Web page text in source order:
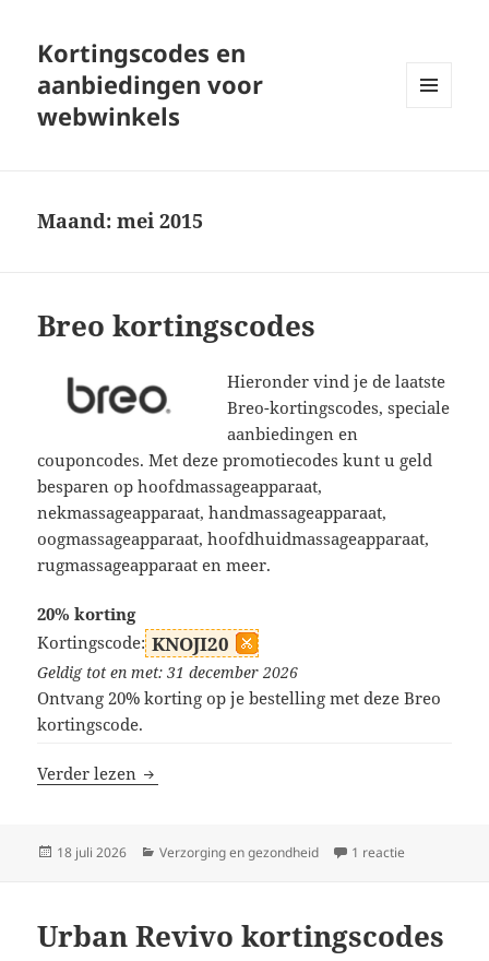
Kortingscodes en
aanbiedingen voor
webwinkels
Maand:mei 2015
Breo kortingscodes
Hieronder vind je de laatste
Breo-kortingscodes, speciale
aanbiedingen en
couponcodes. Met deze promotiecodes kunt u geld
besparen op hoofdmassageapparaat,
nekmassageapparaat, handmassageapparaat,
oogmassageapparaat, hoofdhuidmassageapparaat,
rugmassageapparaat en meer.
20% korting
Kortingscode: KNOJI20
Geldig tot en met: 31 december 2026
Ontvang 20% korting op je bestelling met deze Breo
kortingscode.
Verder lezen Breo kortingscodes
Geplaatst
18 juli 2026 Categorieën
Verzorging en gezondheid 1 reactie
Urban Revivo kortingscodes